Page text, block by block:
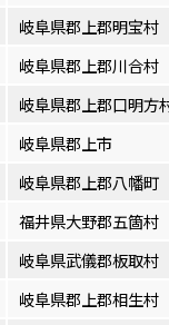
岐阜県郡上郡明宝村
岐阜県郡上郡川合村
岐阜県郡上郡口明方
岐阜県郡上市
岐阜県郡上郡八幡町
福井県大野郡五箇村
岐阜県武儀郡板取村
岐阜県郡上郡相生村